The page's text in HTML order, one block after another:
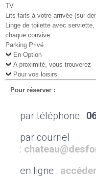
TV
Lits faits à votre arrivée (sur
Linge de toilette avec
chaque convive
Parking Privé
En Option
A proximité, vous trouverez
Pour vos loisirs
Pour réserver :
par téléphone :
par courriel
:
en ligne :